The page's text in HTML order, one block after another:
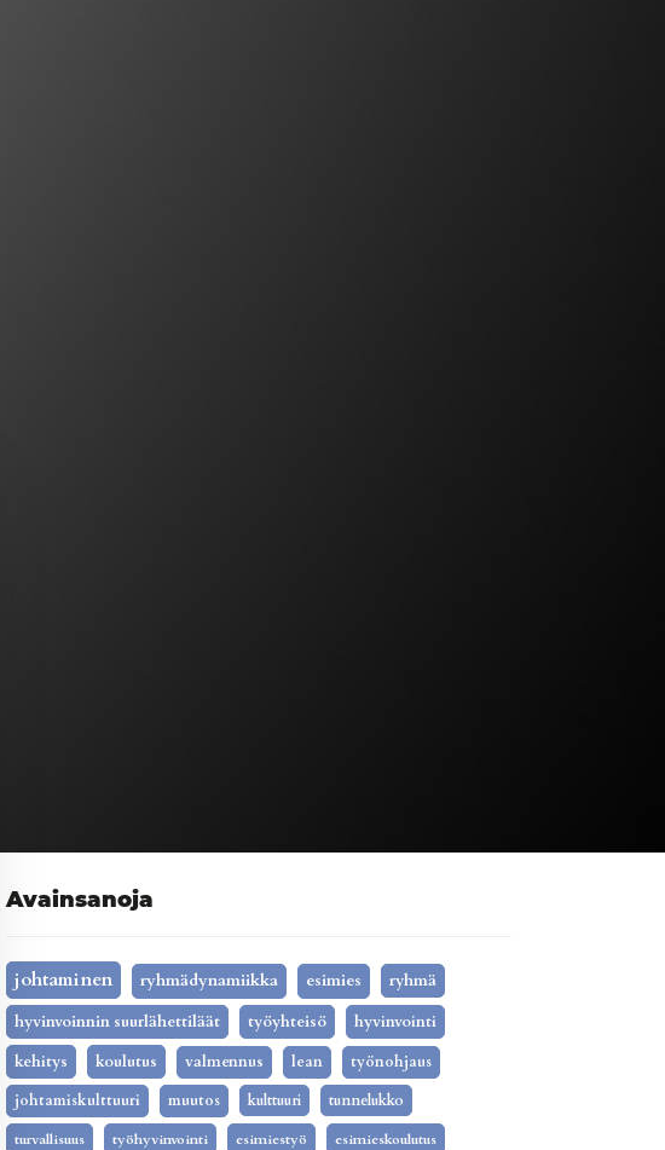
Avainsanoja
johtaminen ryhmädynamiikka esimies
ryhmä
hyvinvoinnin suurlähettiläät
työyhteisö
hyvinvointi
kehitys
koulutus valmennus lean
työnohjaus
johtamiskulttuuri
muutos kulttuuri
tunnelukko
turvallisuus
työhyvinvointi esimiestyö esimieskoulutus